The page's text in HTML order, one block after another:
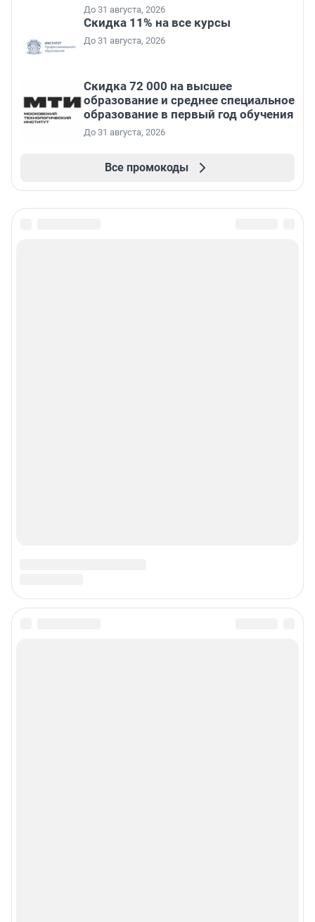
До 31 августа, 2026
Скидка 11% на все курсы
До 31 августа, 2026
Скидка 72 000 на высшее
образование и среднее специальное
образование в первый год обучения
До 31 августа, 2026
Все промокоды